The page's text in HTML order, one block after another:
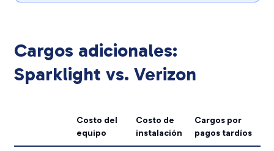
Cargos adicionales:
Sparklight vs. Verizon
Costo del
equipo
Costo de
instalación
Cargos por
pagos tardíos